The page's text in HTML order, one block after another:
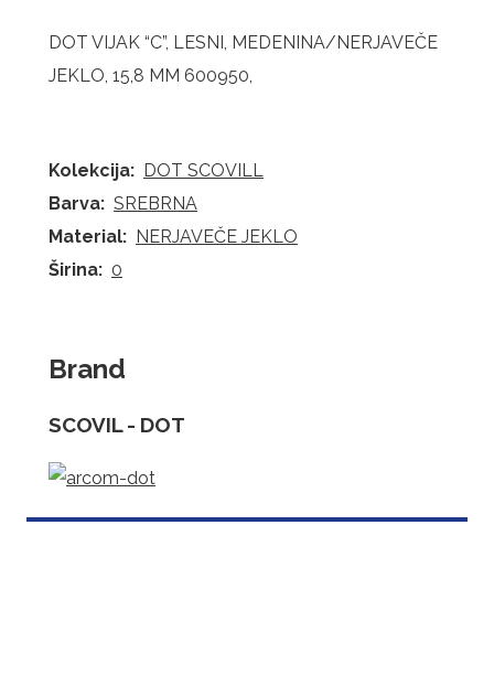
DOT VIJAK “C”, LESNI, MEDENINA/NERJAVEČE
JEKLO, 15,8 MM 600950,
Kolekcija: DOT SCOVILL
Barva: SREBRNA
Material: NERJAVEČE JEKLO
Širina: 0
Brand
SCOVIL - DOT